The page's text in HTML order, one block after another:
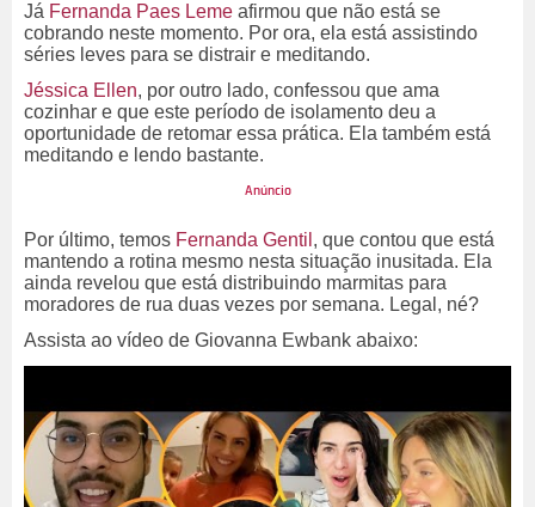
Já Fernanda Paes Leme afirmou que não está se
cobrando neste momento. Por ora, ela está assistindo
séries leves para se distrair e meditando.
Jéssica Ellen, por outro lado, confessou que ama
cozinhar e que este período de isolamento deu a
oportunidade de retomar essa prática. Ela também está
meditando e lendo bastante.
Por último, temos Fernanda Gentil , que contou que está
mantendo a rotina mesmo nesta situação inusitada. Ela
ainda revelou que está distribuindo marmitas para
moradores de rua duas vezes por semana. Legal, né?
Assista ao vídeo de Giovanna Ewbank abaixo: